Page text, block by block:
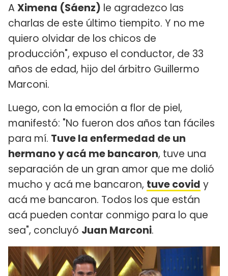
AXimena (Sáenz) le agradezco las
charlas de este último tiempito. Y no me
quiero olvidar de los chicos de
producción", expuso el conductor, de 33
años de edad, hijo del árbitro Guillermo
Marconi.
Luego, con la emoción a flor de piel,
manifestó: "No fueron dos años tan fáciles
para mí. Tuve la enfermedad de un
hermano y acá me bancaron, tuve una
separación de un gran amor que me dolió
mucho y acá me bancaron, tuve covid y
acá me bancaron. Todos los que están
acá pueden contar conmigo para lo que
sea", concluyó Juan Marconi.